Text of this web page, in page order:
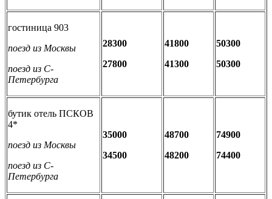
гостиница 903
поезд из Москвы
поезд из С-
Петербурга
28300
27800
41800
41300
50300
50300
бутик отель ПСКОВ
4*
поезд из Москвы
поезд из С-
Петербурга
35000
34500
48700
48200
74900
74400